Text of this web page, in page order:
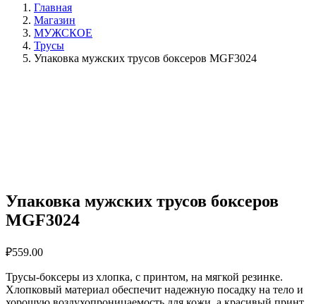
Главная
Магазин
МУЖСКОЕ
Трусы
Упаковка мужских трусов боксеров MGF3024
Упаковка мужских трусов боксеров
MGF3024
₽559.00
Трусы-боксеры из хлопка, с принтом, на мягкой резинке.
Хлопковый материал обеспечит надежную посадку на тело и